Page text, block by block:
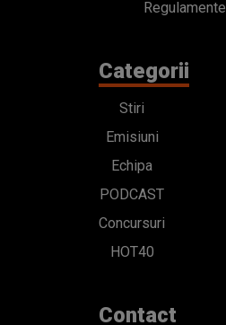
Regulamente
Categorii
Stiri
Emisiuni
Echipa
PODCAST
Concursuri
HOT40
Contact